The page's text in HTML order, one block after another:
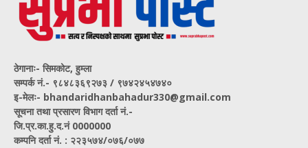
ठेगानाः- सिमकोट, हुम्ला
सम्पर्क नं‍.- ९८४८३६९२७३ / ९७४२४५४७४०
इ-मेलः- bhandaridhanbahadur330@gmail.com
सूचना तथा प्रसारण विभाग दर्ता नं.-
जि.प्र.का.हु.द.नं 0000000
कम्पनि दर्ता नं. : २२३५७४/०७६/०७७